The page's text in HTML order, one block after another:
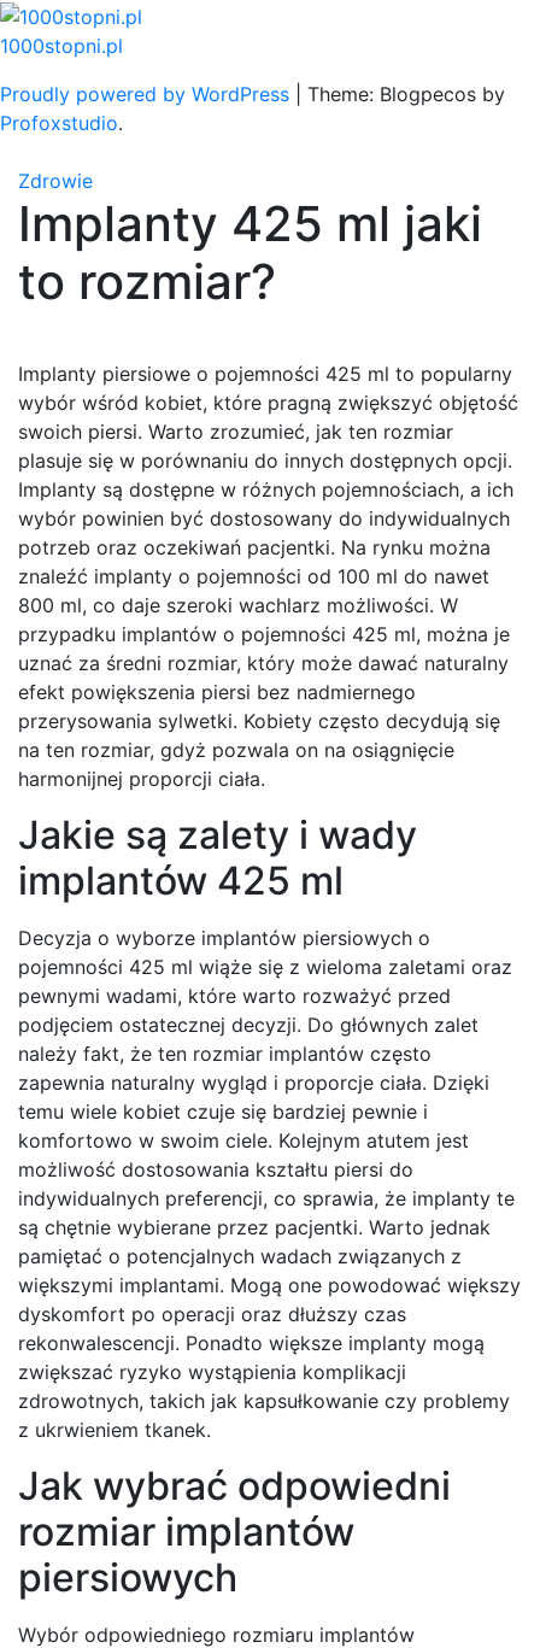
Skip
to
1000stopni.pl
Proudly powered by WordPress
Theme: Blogpecos by
Profoxstudio.
Zdrowie
Implanty 425 ml jaki
to rozmiar?
Implanty piersiowe o pojemności 425 ml to popularny
wybór wśród kobiet, które pragną zwiększyć objętość
swoich piersi. Warto zrozumieć, jak ten rozmiar
plasuje się w porównaniu do innych dostępnych opcji.
Implanty są dostępne w różnych pojemnościach, a ich
wybór powinien być dostosowany do indywidualnych
potrzeb oraz oczekiwań pacjentki. Na rynku można
znaleźć implanty o pojemności od 100 ml do nawet
800 ml, co daje szeroki wachlarz możliwości. W
przypadku implantów o pojemności 425 ml, można je
uznać za średni rozmiar, który może dawać naturalny
efekt powiększenia piersi bez nadmiernego
przerysowania sylwetki. Kobiety często decydują się
na ten rozmiar, gdyż pozwala on na osiągnięcie
harmonijnej proporcji ciała.
Jakie są zalety i wady
implantów 425 ml
Decyzja o wyborze implantów piersiowych o
pojemności 425 ml wiąże się z wieloma zaletami oraz
pewnymi wadami, które warto rozważyć przed
podjęciem ostatecznej decyzji. Do głównych zalet
należy fakt, że ten rozmiar implantów często
zapewnia naturalny wygląd i proporcje ciała. Dzięki
temu wiele kobiet czuje się bardziej pewnie i
komfortowo w swoim ciele. Kolejnym atutem jest
możliwość dostosowania kształtu piersi do
indywidualnych preferencji, co sprawia, że implanty te
są chętnie wybierane przez pacjentki. Warto jednak
pamiętać o potencjalnych wadach związanych z
większymi implantami. Mogą one powodować większy
dyskomfort po operacji oraz dłuższy czas
rekonwalescencji. Ponadto większe implanty mogą
zwiększać ryzyko wystąpienia komplikacji
zdrowotnych, takich jak kapsułkowanie czy problemy
z ukrwieniem tkanek.
Jak wybrać odpowiedni
rozmiar implantów
piersiowych
Wybór odpowiedniego rozmiaru implantów